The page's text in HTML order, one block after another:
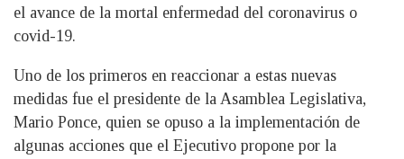
el avance de la mortal enfermedad del coronavirus o
covid-19.
Uno de los primeros en reaccionar a estas nuevas
medidas fue el presidente de la Asamblea Legislativa,
Mario Ponce, quien se opuso a la implementación de
algunas acciones que el Ejecutivo propone por la